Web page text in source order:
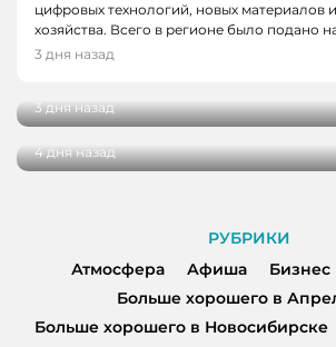
цифровых технологий, новых материалов
хозяйства. Всего в регионе было подано
3 дня назад
НОВОСТИ, НОВОСТИ
НОВОКУЗНЕЦКА
3 дня назад
НОВОСТИ, НОВОСТИ
НОВОКУЗНЕЦКА
уникальной экспозицией
4 дня назад
РУБРИКИ
Атмосфера
Афиша
Больше хорошего в
Больше хорошего в Новосибирске